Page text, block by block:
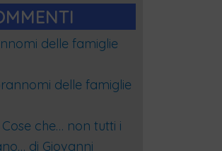
delle famiglie
delle famiglie
che… non tutti i
di Giovanni